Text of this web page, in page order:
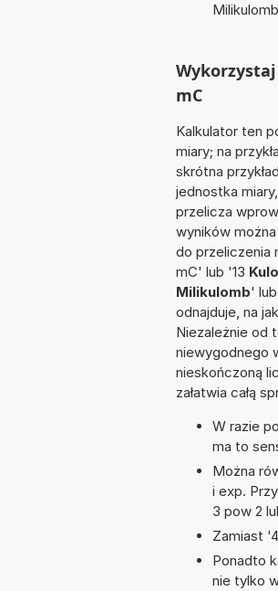
mC
Kalkulator ten
miary; na
skrótna
jednostka
przelicza
wyników
do przeliczenia
mC' lub '13
Milikulomb'
odnajduje, na
Niezależnie od
niewygodnego
nieskończoną
załatwia całą
W razie
ma to
Można
i exp.
3 pow 2
Zamiast
Ponadto
nie tylko